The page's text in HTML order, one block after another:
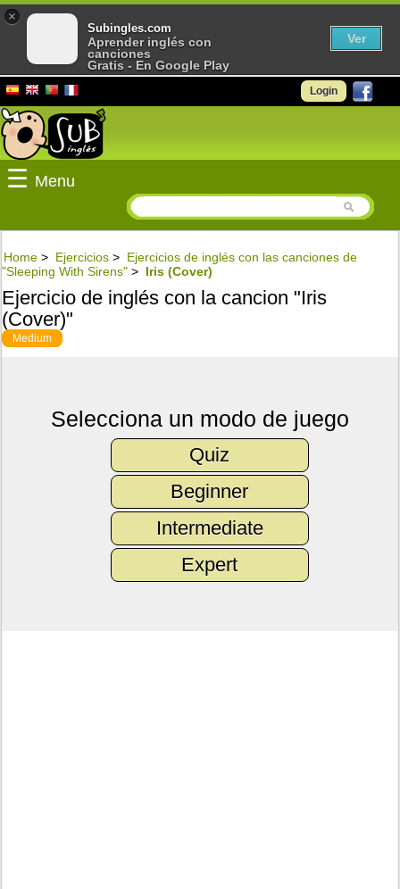
Login
☰ Menu
Home > Ejercicios > Ejercicios de inglés con las canciones de
"Sleeping With Sirens" > Iris (Cover)
Ejercicio de inglés con la cancion "Iris
(Cover)"
Medium
Selecciona un modo de juego
Quiz
Beginner
Intermediate
Expert
×
Subingles.com
Aprender inglés con
canciones
Gratis - En Google Play
Ver